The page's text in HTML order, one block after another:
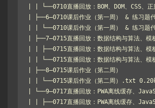
| | └──0710直播回放：BOM、DOM、CSS
| ├──6–0710课后作业（第一周） & 练习题
| | └──0710课后作业（第一周） & 练习
| ├──7–0715直播回放：数据结构与算法、模
| | ├──0715直播回放：数据结构与算法、模
| | └──0715直播回放：数据结构与算法、
| ├──8–0715课后作业（第二周）
| | └──0715课后作业（第二周）.txt
| └──9–0717直播回放：PWA离线缓存、
| | ├──0717直播回放：PWA离线缓存、